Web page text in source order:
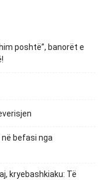
poshtë”, banorët e
befasi nga
kryebashkiaku: Të